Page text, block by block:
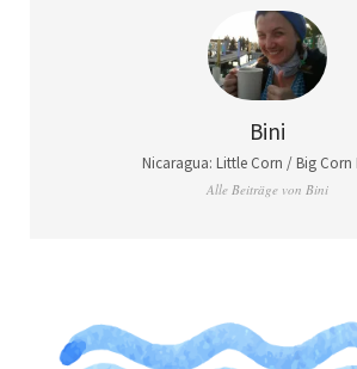
Bini
Nicaragua: Little Corn / Big Corn
Alle Beiträge von Bini